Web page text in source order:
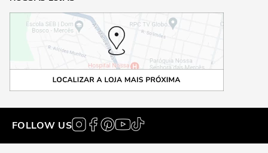
FOLLOW US